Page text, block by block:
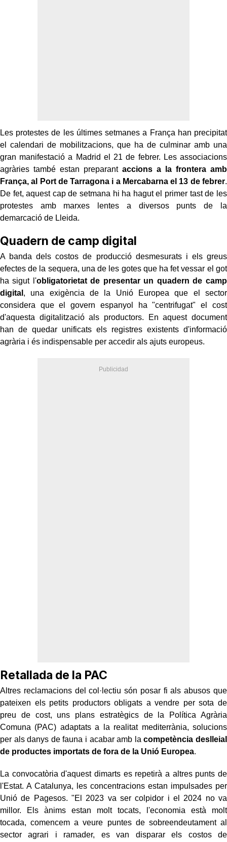
Les protestes de les últimes setmanes a França han precipitat
el calendari de mobilitzacions, que ha de culminar amb una
gran manifestació a Madrid el 21 de febrer. Les associacions
agràries també estan preparant accions a la frontera amb
França, al Port de Tarragona i a Mercabarna el 13 de febrer.
De fet, aquest cap de setmana hi ha hagut el primer tast de les
protestes amb marxes lentes a diversos punts de la
demarcació de Lleida.
Quadern de camp digital
A banda dels costos de producció desmesurats i els greus
efectes de la sequera, una de les gotes que ha fet vessar el got
ha sigut l'obligatorietat de presentar un quadern de camp
digital , una exigència de la Unió Europea que el sector
considera que el govern espanyol ha "centrifugat" el cost
d'aquesta digitalització als productors. En aquest document
han de quedar unificats els registres existents d'informació
agrària i és indispensable per accedir als ajuts europeus.
Retallada de la PAC
Altres reclamacions del col·lectiu són posar fi als abusos que
pateixen els petits productors obligats a vendre per sota de
preu de cost, uns plans estratègics de la Política Agrària
Comuna (PAC) adaptats a la realitat mediterrània, solucions
per als danys de fauna i acabar amb lacompetència deslleial
de productes importats de fora de la Unió Europea.
La convocatòria d'aquest dimarts es repetirà a altres punts de
l'Estat. A Catalunya, les concentracions estan impulsades per
Unió de Pagesos. "El 2023 va ser colpidor i el 2024 no va
millor. Els ànims estan molt tocats, l'economia està molt
tocada, comencem a veure puntes de sobreendeutament al
sector agrari i ramader, es van disparar els costos de